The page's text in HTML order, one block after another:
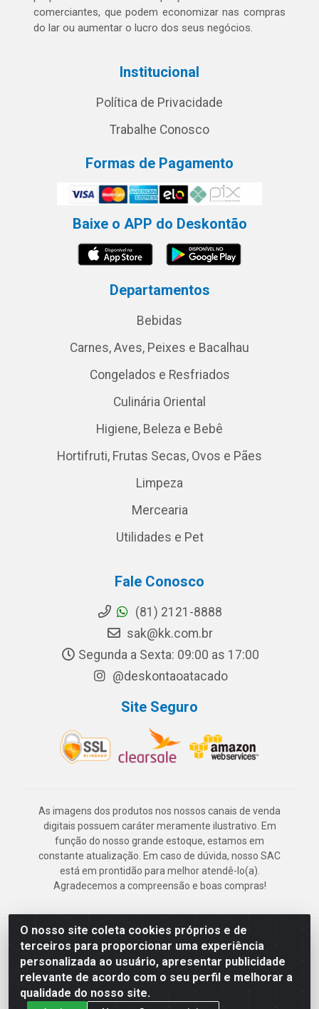
O nosso site coleta cookies próprios e de
terceiros para proporcionar uma experiência
personalizada ao usuário, apresentar publicidade
relevante de acordo com o seu perfil e melhorar a
qualidade do nosso site.
comerciantes, que podem economizar nas compras
do lar ou aumentar o lucro dos seus negócios.
Institucional
Política de Privacidade
Trabalhe Conosco
Formas de Pagamento
Baixe o APP do Deskontão
Departamentos
Bebidas
Carnes, Aves, Peixes e Bacalhau
Congelados e Resfriados
Culinária Oriental
Higiene, Beleza e Bebê
Hortifruti, Frutas Secas, Ovos e Pães
Limpeza
Mercearia
Utilidades e Pet
Fale Conosco
(81) 2121-8888
sak@kk.com.br
Segunda a Sexta: 09:00 as 17:00
@deskontaoatacado
Site Seguro
As imagens dos produtos nos nossos canais de venda
digitais possuem caráter meramente ilustrativo. Em
função do nosso grande estoque, estamos em
constante atualização. Em caso de dúvida, nosso SAC
está em prontidão para melhor atendê-lo(a).
Agradecemos a compreensão e boas compras!
Deskontão Atacado - Av. Marechal Mascarenhas de Morais, 2471 -
Imbiribeira - Recife/PE - CEP 51.150-001 - CNPJ 24.150.377/0003-
57